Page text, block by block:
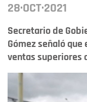
28·OCT·2021
Secretario de
Gómez señaló
ventas superiores